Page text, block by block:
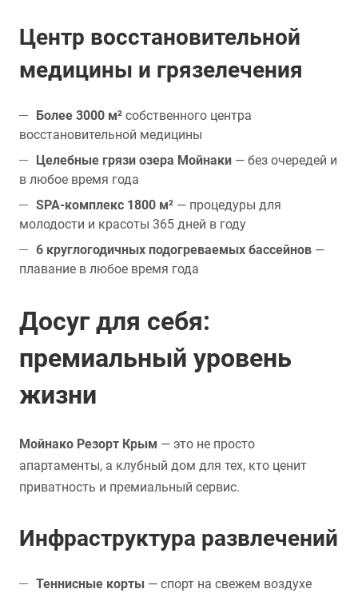
Центр восстановительной
медицины и грязелечения
Более 3000 м² собственного центра
восстановительной медицины
Целебные грязи озера Мойнаки — без очередей и
в любое время года
SPA-комплекс 1800 м² — процедуры для
молодости и красоты 365 дней в году
6 круглогодичных подогреваемых бассейнов —
плавание в любое время года
Досуг для себя:
премиальный уровень
жизни
Мойнако Резорт Крым — это не просто
апартаменты, а клубный дом для тех, кто ценит
приватность и премиальный сервис.
Инфраструктура развлечений
Теннисные корты — спорт на свежем воздухе